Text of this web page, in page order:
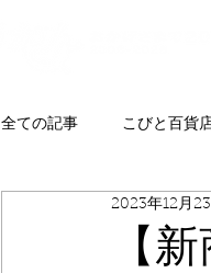
全ての記事 こびと百貨
プレゼント ニュ
【
2023年12月23